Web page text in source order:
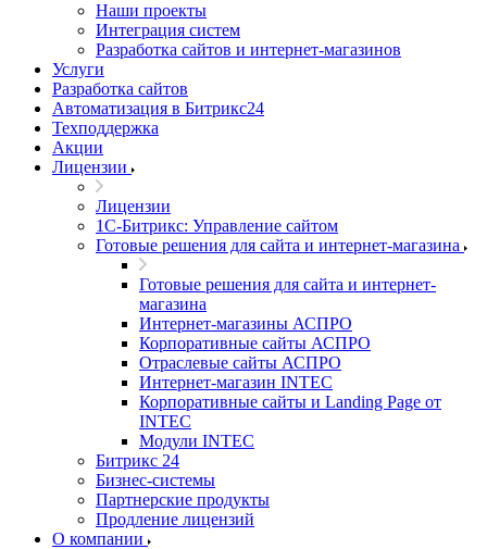
Наши проекты
Интеграция систем
Разработка сайтов и интернет-магазинов
Услуги
Разработка сайтов
Автоматизация в Битрикс24
Техподдержка
Акции
Лицензии
Лицензии
1С-Битрикс: Управление сайтом
Готовые решения для сайта и интернет-магазина
Готовые решения для сайта и интернет-
магазина
Интернет-магазины АСПРО
Корпоративные сайты АСПРО
Отраслевые сайты АСПРО
Интернет-магазин INTEC
Корпоративные сайты и Landing Page от
INTEC
Модули INTEC
Битрикс 24
Бизнес-системы
Партнерские продукты
Продление лицензий
О компании